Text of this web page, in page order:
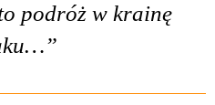
podróż w krainę